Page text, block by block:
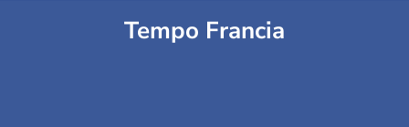
Tempo Francia